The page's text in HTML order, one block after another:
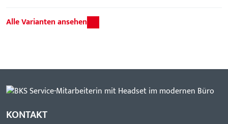
Alle Varianten ansehen
KONTAKT